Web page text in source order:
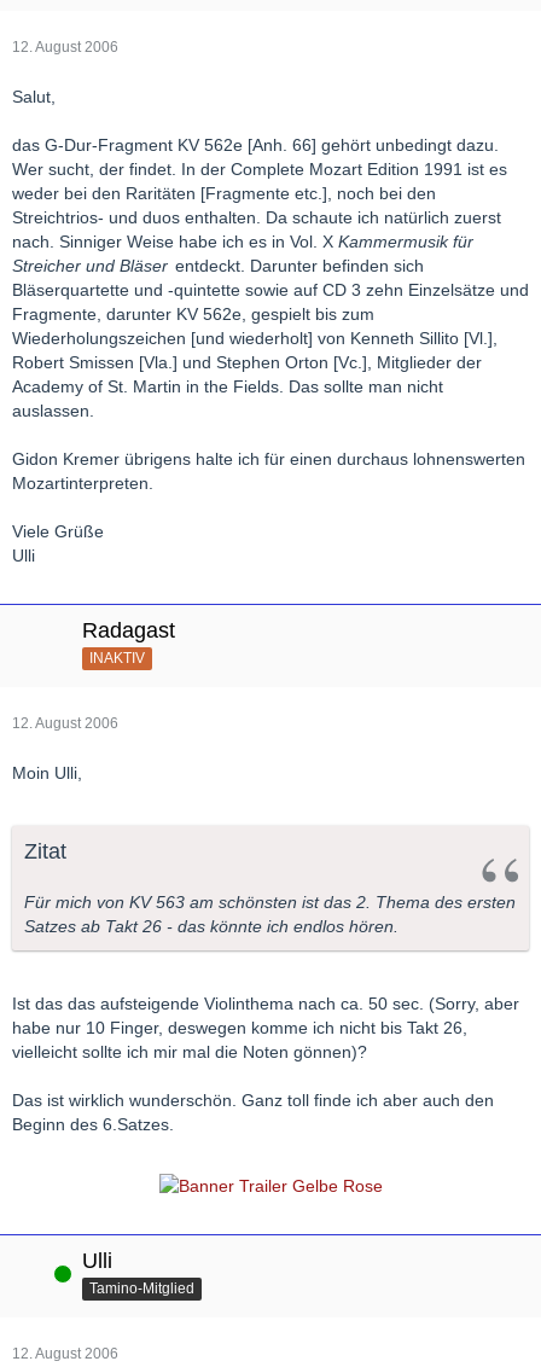
12. August 2006
Salut,
das G-Dur-Fragment KV 562e [Anh. 66] gehört unbedingt dazu.
Wer sucht, der findet. In der Complete Mozart Edition 1991 ist es
weder bei den Raritäten [Fragmente etc.], noch bei den
Streichtrios- und duos enthalten. Da schaute ich natürlich zuerst
nach. Sinniger Weise habe ich es in Vol. X Kammermusik für
Streicher und Bläser entdeckt. Darunter befinden sich
Bläserquartette und -quintette sowie auf CD 3 zehn Einzelsätze und
Fragmente, darunter KV 562e, gespielt bis zum
Wiederholungszeichen [und wiederholt] von Kenneth Sillito [Vl.],
Robert Smissen [Vla.] und Stephen Orton [Vc.], Mitglieder der
Academy of St. Martin in the Fields. Das sollte man nicht
auslassen.
Gidon Kremer übrigens halte ich für einen durchaus lohnenswerten
Mozartinterpreten.
Viele Grüße
Ulli
Radagast
INAKTIV
12. August 2006
Moin Ulli,
Zitat
Für mich von KV 563 am schönsten ist das 2. Thema des ersten
Satzes ab Takt 26 - das könnte ich endlos hören.
Ist das das aufsteigende Violinthema nach ca. 50 sec. (Sorry, aber
habe nur 10 Finger, deswegen komme ich nicht bis Takt 26,
vielleicht sollte ich mir mal die Noten gönnen)?
Das ist wirklich wunderschön. Ganz toll finde ich aber auch den
Beginn des 6.Satzes.
Online Ulli
Tamino-Mitglied
12. August 2006